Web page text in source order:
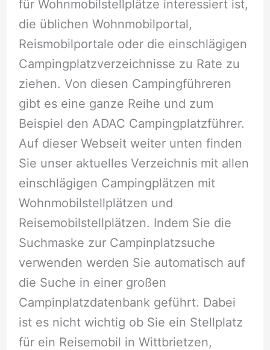
für Wohnmobilstellplätze interessiert ist,
die üblichen Wohnmobilportal,
Reismobilportale oder die einschlägigen
Campingplatzverzeichnisse zu Rate zu
ziehen. Von diesen Campingführeren
gibt es eine ganze Reihe und zum
Beispiel den ADAC Campingplatzführer.
Auf dieser Webseit weiter unten finden
Sie unser aktuelles Verzeichnis mit allen
einschlägigen Campingplätzen mit
Wohnmobilstellplätzen und
Reisemobilstellplätzen. Indem Sie die
Suchmaske zur Campinplatzsuche
verwenden werden Sie automatisch auf
die Suche in einer großen
Campinplatzdatenbank geführt. Dabei
ist es nicht wichtig ob Sie ein Stellplatz
für ein Reisemobil in Wittbrietzen,